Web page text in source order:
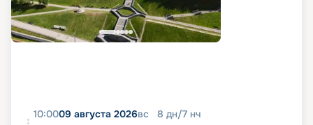
10:0009 августа 2026вс 8 дн/7 нч